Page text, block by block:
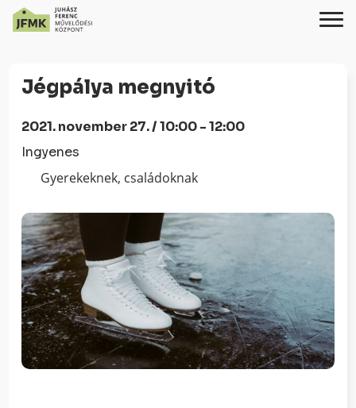
Content
navigációhoz
Jégpálya megnyitó
2021. november 27. / 10:00 - 12:00
Ingyenes
Gyerekeknek, családoknak